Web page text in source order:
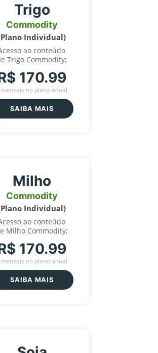
Trigo
Commodity
Individual)
ao conteúdo
Trigo Commodity;
170.99
no plano anual
SAIBA MAIS
Milho
Commodity
Individual)
ao conteúdo
Milho Commodity;
170.99
no plano anual
SAIBA MAIS